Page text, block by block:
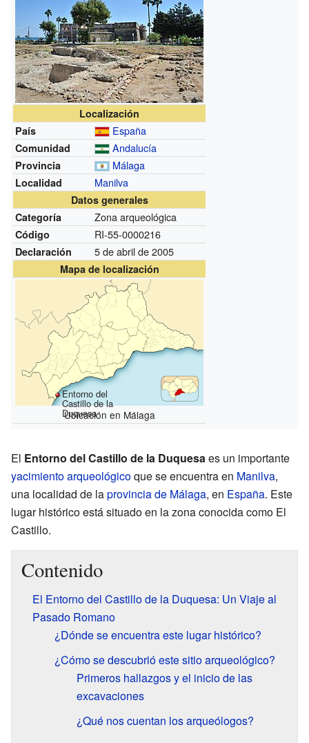
Localización
País
España
Comunidad Andalucía
Provincia Málaga
Localidad Manilva
Datos generales
Categoría
Zona arqueológica
Código RI-55-0000216
Declaración 5 de abril de 2005
Mapa de localización
Entorno del
Castillo de la
Duquesa
Ubicación en Málaga
El Entorno del Castillo de la Duquesaes un importante
yacimiento arqueológicoque se encuentra en Manilva,
una localidad de laprovincia de Málaga, en España. Este
lugar histórico está situado en la zona conocida como El
Castillo.
Contenido
El Entorno del Castillo de la Duquesa: Un Viaje al
Pasado Romano
¿Dónde se encuentra este lugar histórico?
¿Cómo se descubrió este sitio arqueológico?
Primeros hallazgos y el inicio de las
excavaciones
¿Qué nos cuentan los arqueólogos?